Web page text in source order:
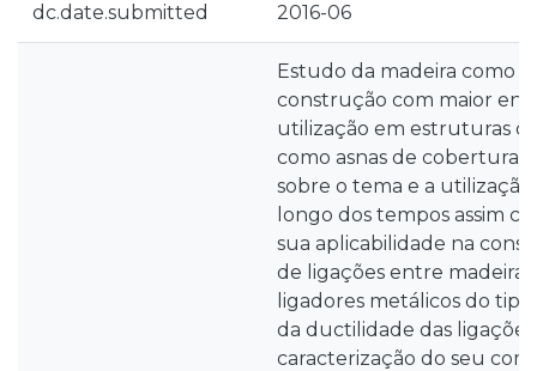
dc.date.submitted 2016-06
Estudo da madeira como
construção com maior
utilização em estruturas
como asnas de cobertura.
sobre o tema e a utilização
longo dos tempos assim
sua aplicabilidade na
de ligações entre
ligadores metálicos do
da ductilidade das
caracterização do seu